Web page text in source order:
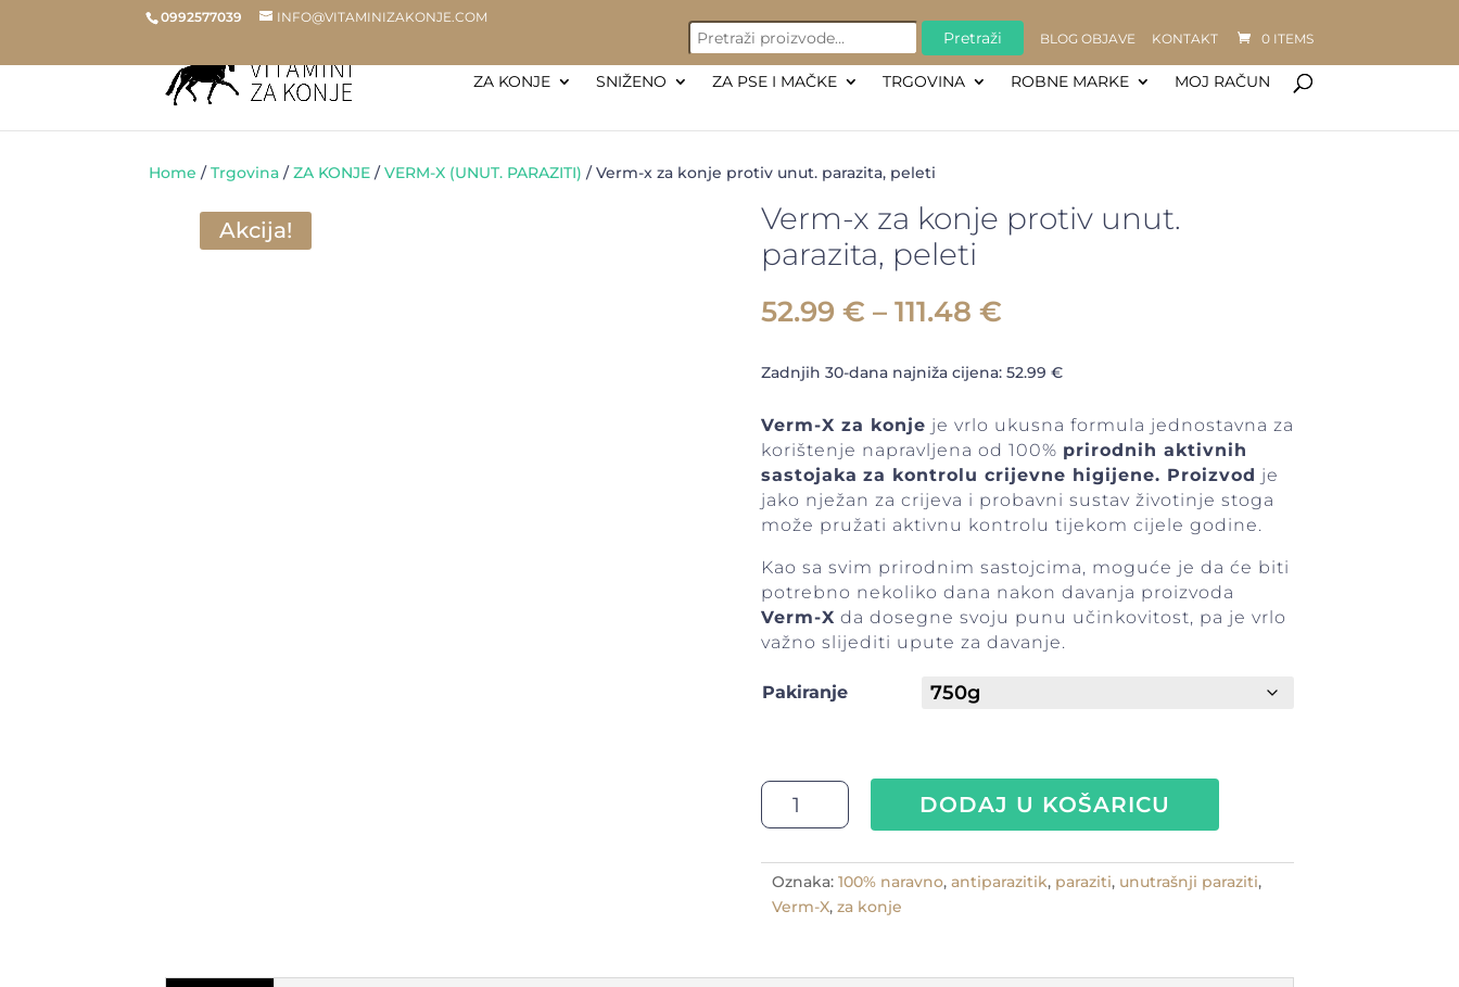
0992577039 INFO@VITAMINIZAKONJE.COM
Pretraži BLOG OBJAVE KONTAKT 0 ITEMS
ZA KONJE SNIŽENO ZA PSE I MAČKE TRGOVINA ROBNE MARKE MOJ RAČUN
Home /Trgovina /ZA KONJE /VERM-X (UNUT. PARAZITI) / Verm-x za konje protiv unut. parazita, peleti
Akcija!
Verm-x za konje protiv unut.
parazita, peleti
52.99 € – 111.48 €Raspon
od
52.99 €
do
111.48 €
Zadnjih 30-dana najniža cijena: 52.99 €
Verm-X za konje je vrlo ukusna formula jednostavna za
korištenje napravljena od 100% prirodnih aktivnih
sastojaka za kontrolu crijevne higijene. Proizvod je
jako nježan za crijeva i probavni sustav životinje stoga
može pružati aktivnu kontrolu tijekom cijele godine.
Kao sa svim prirodnim sastojcima, moguće je da će biti
potrebno nekoliko dana nakon davanja proizvoda
Verm-X da dosegne svoju punu učinkovitost, pa je vrlo
važno slijediti upute za davanje.
Pakiranje
Verm-
x
konje
protiv
unut.
DODAJ U KOŠARICU
Oznaka: 100% naravno, antiparazitik, paraziti, unutrašnji paraziti,
Verm-X, za konje